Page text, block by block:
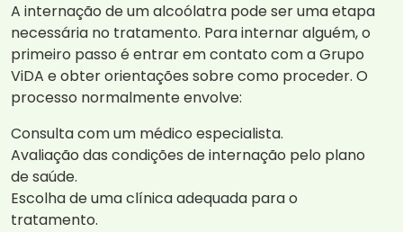
A internação de um alcoólatra pode ser uma etapa
necessária no tratamento. Para internar alguém, o
primeiro passo é entrar em contato com a Grupo
ViDA e obter orientações sobre como proceder. O
processo normalmente envolve:
Consulta com um médico especialista.
Avaliação das condições de internação pelo plano
de saúde.
Escolha de uma clínica adequada para o
tratamento.